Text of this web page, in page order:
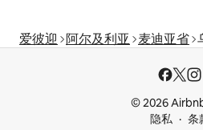
爱彼迎 阿尔及利亚 麦迪亚省
© 2026
隐私
条